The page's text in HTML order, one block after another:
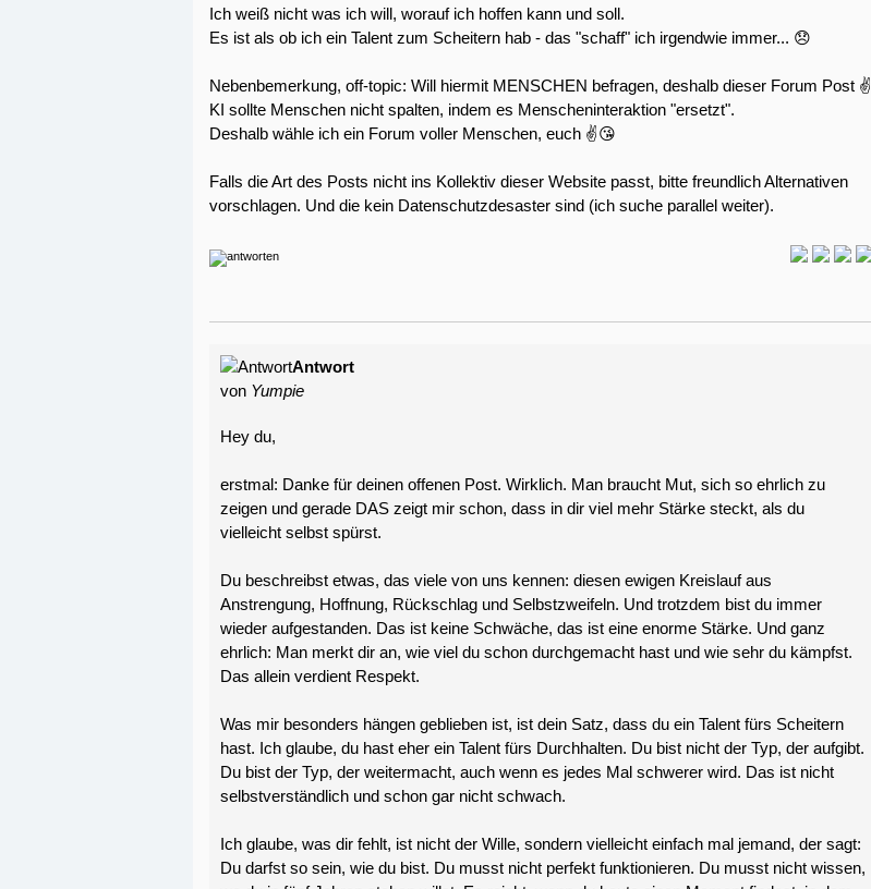
Ich weiß nicht was ich will, worauf ich hoffen kann und soll.
Es ist als ob ich ein Talent zum Scheitern hab - das "schaff" ich irgendwie immer... 😞
Nebenbemerkung, off-topic: Will hiermit MENSCHEN befragen, deshalb dieser Forum Post ✌️
KI sollte Menschen nicht spalten, indem es Menscheninteraktion "ersetzt".
Deshalb wähle ich ein Forum voller Menschen, euch ✌️😘
Falls die Art des Posts nicht ins Kollektiv dieser Website passt, bitte freundlich Alternativen
vorschlagen. Und die kein Datenschutzdesaster sind (ich suche parallel weiter).
Antwort
von Yumpie
Hey du,
erstmal: Danke für deinen offenen Post. Wirklich. Man braucht Mut, sich so ehrlich zu
zeigen und gerade DAS zeigt mir schon, dass in dir viel mehr Stärke steckt, als du
vielleicht selbst spürst.
Du beschreibst etwas, das viele von uns kennen: diesen ewigen Kreislauf aus
Anstrengung, Hoffnung, Rückschlag und Selbstzweifeln. Und trotzdem bist du immer
wieder aufgestanden. Das ist keine Schwäche, das ist eine enorme Stärke. Und ganz
ehrlich: Man merkt dir an, wie viel du schon durchgemacht hast und wie sehr du kämpfst.
Das allein verdient Respekt.
Was mir besonders hängen geblieben ist, ist dein Satz, dass du ein Talent fürs Scheitern
hast. Ich glaube, du hast eher ein Talent fürs Durchhalten. Du bist nicht der Typ, der aufgibt.
Du bist der Typ, der weitermacht, auch wenn es jedes Mal schwerer wird. Das ist nicht
selbstverständlich und schon gar nicht schwach.
Ich glaube, was dir fehlt, ist nicht der Wille, sondern vielleicht einfach mal jemand, der sagt:
Du darfst so sein, wie du bist. Du musst nicht perfekt funktionieren. Du musst nicht wissen,